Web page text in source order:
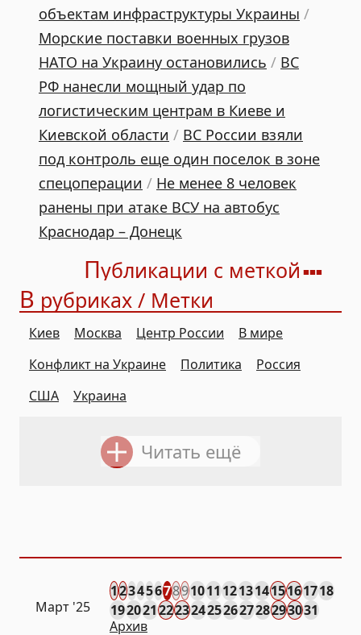
объектам инфраструктуры Украины /
Морские поставки военных грузов
НАТО на Украину остановились / ВС
РФ нанесли мощный удар по
логистическим центрам в Киеве и
Киевской области / ВС России взяли
под контроль еще один поселок в зоне
спецоперации / Не менее 8 человек
ранены при атаке ВСУ на автобус
Краснодар – Донецк
Публикации с меткой
В рубриках / Метки
Киев Москва Центр России
В мире
Конфликт на Украине
Политика
Россия
США
Украина
Читать ещё
Март '25
123456789101112131415161718
19202122232425262728293031
Архив